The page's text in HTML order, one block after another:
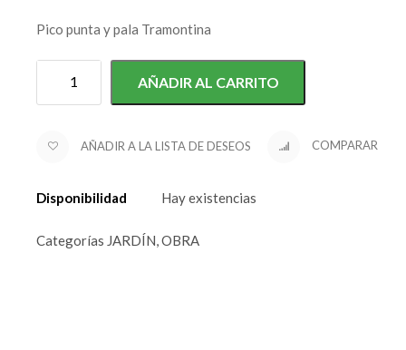
Pico punta y pala Tramontina
AÑADIR AL CARRITO
AÑADIR A LA LISTA DE DESEOS COMPARAR
Disponibilidad Hay existencias
Categorías JARDÍN ,OBRA